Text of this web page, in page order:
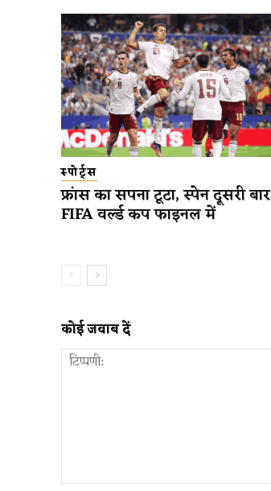
स्पोर्ट्स
फ्रांस का सपना टूटा, स्पेन दूसरी बार
FIFA वर्ल्ड कप फाइनल में
कोई जवाब दें